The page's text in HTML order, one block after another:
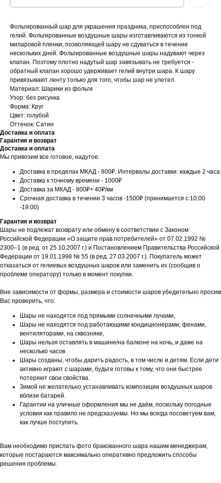
Фольгированный шар для украшения праздника, приспособлен под
гелий. Фольгированные воздушные шары изготавливаются из тонкой
миларовой пленки, позволяющей шару не сдуваться в течение
нескольких дней. Фольгированные воздушные шары надувают через
клапан. Поэтому плотно надутый шар завязывать не требуется -
обратный клапан хорошо удерживает гелий внутри шара. К шару
привязывают ленту только для того, чтобы шар не улетел.
Материал: Шарики из фольги
Узор: без рисунка
Форма: Круг
Цвет: голубой
Оттенок: Сатин
Доставка и оплата
Гарантия и возврат
Доставка и оплата
Мы привозим все готовое, надутое.
Доставка в пределах МКАД - 800₽. Интервалы доставки: каждые 2 часа
Доставка к точному времени - 1000₽
Доставка за МКАД - 800₽+ 40₽/км
Срочная доставка в течении 3 часов -1500₽ (принимается с 10:00
-19:00)
Гарантия и возврат
Шары не подлежат возврату или обмену в соответствии с Законом
Российской Федерации «О защите прав потребителей» от 07.02.1992 №
2300–1 (в ред. от 25.10.2007 г.) и Постановлением Правительства Российской
Федерации от 19.01.1998 № 55 (в ред. 27.03.2007 г.). Покупатель может
отказаться от гелиевых воздушных шаров или заменить их (сообщив о
проблеме оператору) только в момент покупки.
Вне зависимости от формы, размера и стоимости шаров убедительно просим
Вас проверить, что:
Шары не находятся под прямыми солнечными лучами,
Шары не находятся под работающими кондиционерами, фенами,
вентиляторами, на сквозняке,
Шары нельзя оставлять в машине/на балконе на ночь, и даже на
несколько часов
Шары созданы, чтобы дарить радость, в том числе и детям. Если дети
активно играют с шарами, будьте готовы к тому, что они быстрее
потеряют свои свойства.
Зимой не желательно устанавливать композиции воздушных шаров
вблизи батарей.
Гарантии на уличные оформления мы не даём, поскольку погодные
условия как правило не предсказуемы. Но мы всегда посоветуем вам,
как лучше поступить.
Вам необходимо прислать фото бракованного шара нашим менеджерам,
которые постараются максимально оперативно предложить способы
решения проблемы.